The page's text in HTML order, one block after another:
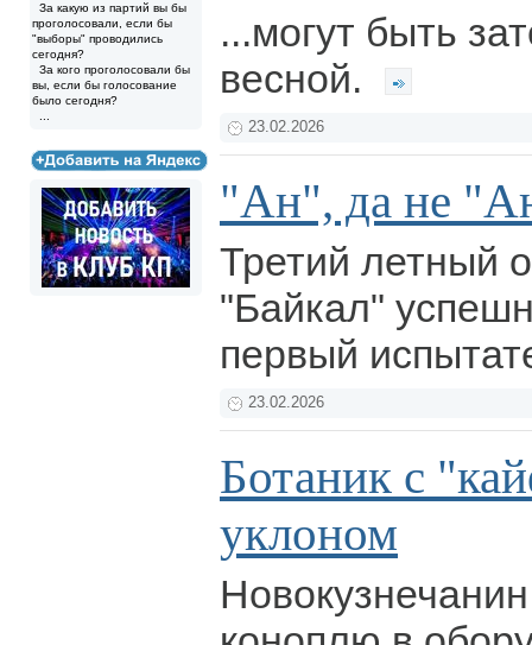
За какую из партий вы бы
проголосовали, если бы
"выборы" проводились
сегодня?
За кого проголосовали бы
вы, если бы голосование
было сегодня?
...могут быть
весной.
23.02.2026
"Ан", да не
Третий летный
"Байкал"
первый
23.02.2026
Ботаник с
уклоном